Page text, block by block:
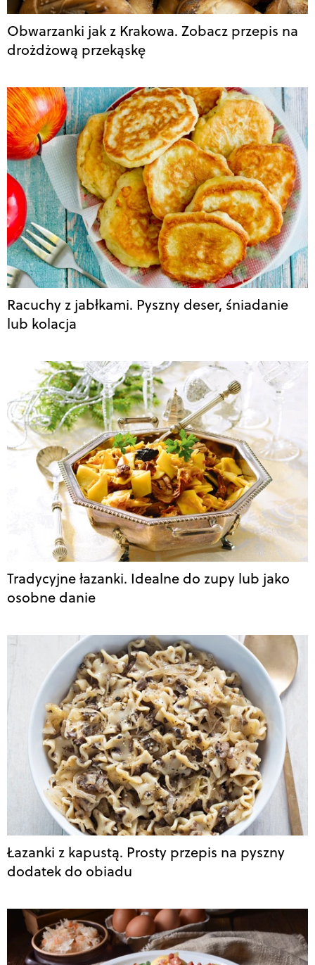
Obwarzanki jak z Krakowa. Zobacz przepis na
drożdżową przekąskę
Racuchy z jabłkami. Pyszny deser, śniadanie
lub kolacja
Tradycyjne łazanki. Idealne do zupy lub jako
osobne danie
Łazanki z kapustą. Prosty przepis na pyszny
dodatek do obiadu